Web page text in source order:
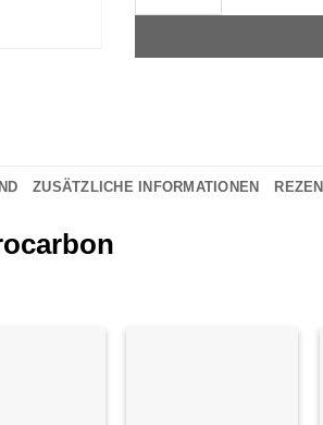
ZUSÄTZLICHE INFORMATIONEN